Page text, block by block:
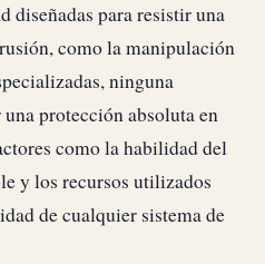
diseñadas para resistir una
como la manipulación
ninguna
protección absoluta en
como la habilidad del
y los recursos utilizados
de cualquier sistema de